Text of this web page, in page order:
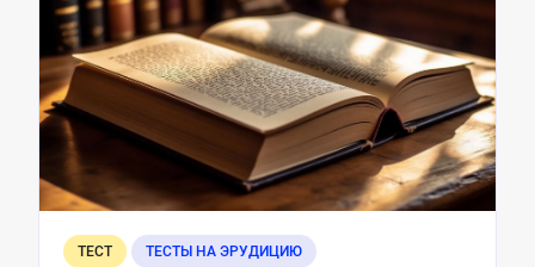
ТЕСТ ТЕСТЫ НА ЭРУДИЦИЮ